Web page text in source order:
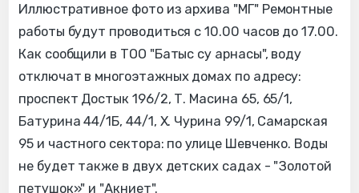
Иллюстративное фото из архива "МГ" Ремонтные
работы будут проводиться с 10.00 часов до 17.00.
Как сообщили в ТОО "Батыс су арнасы", воду
отключат в многоэтажных домах по адресу:
проспект Достык 196/2, Т. Масина 65, 65/1,
Батурина 44/1Б, 44/1, Х. Чурина 99/1, Самарская
95 и частного сектора: по улице Шевченко. Воды
не будет также в двух детских садах - "Золотой
петушок»" и "Акниет".